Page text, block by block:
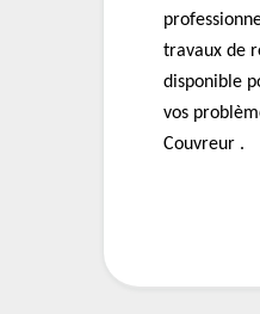
travaux de
disponible
vos
Couvreur .